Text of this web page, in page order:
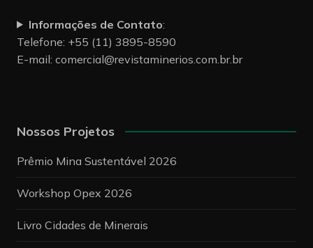
Informações de Contato:
Telefone: +55 (11) 3895-8590
E-mail: comercial@revistaminerios.com.br.br
Nossos Projetos
Prêmio Mina Sustentável 2026
Workshop Opex 2026
Livro Cidades de Minerais